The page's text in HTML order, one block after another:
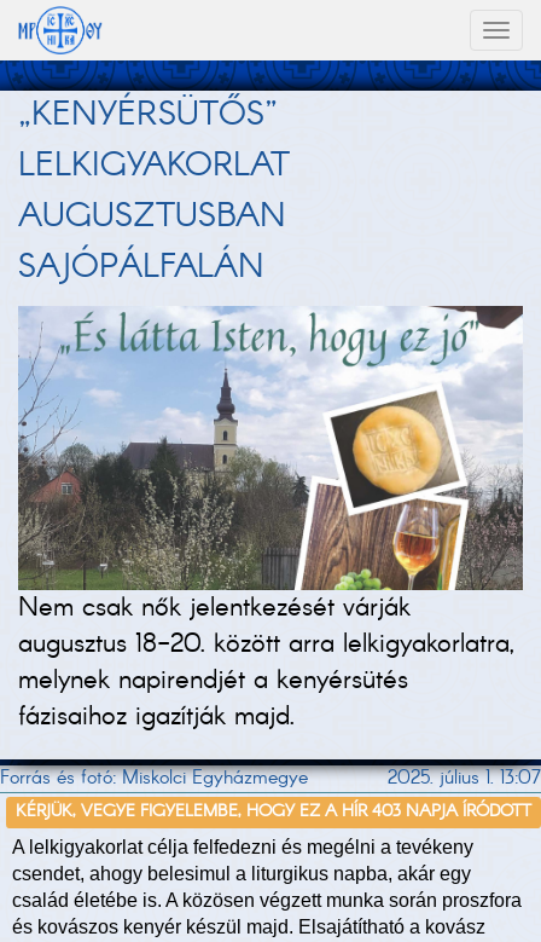
„KENYÉRSÜTŐS”
LELKIGYAKORLAT
AUGUSZTUSBAN
SAJÓPÁLFALÁN
Nem csak nők jelentkezését várják
augusztus 18-20. között arra lelkigyakorlatra,
melynek napirendjét a kenyérsütés
fázisaihoz igazítják majd.
Forrás és fotó: Miskolci Egyházmegye 2025. július 1. 13:07
KÉRJÜK, VEGYE FIGYELEMBE, HOGY EZ A HÍR 403 NAPJA ÍRÓDOTT
A lelkigyakorlat célja felfedezni és megélni a tevékeny
csendet, ahogy belesimul a liturgikus napba, akár egy
család életébe is. A közösen végzett munka során proszfora
és kovászos kenyér készül majd. Elsajátítható a kovász